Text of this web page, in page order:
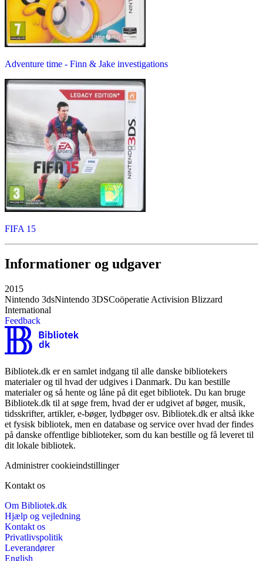
Adventure time - Finn & Jake investigations
FIFA 15
Informationer og udgaver
2015
Nintendo 3dsNintendo 3DSCoöperatie Activision Blizzard
International
Feedback
Bibliotek.dk er en samlet indgang til alle danske bibliotekers
materialer og til hvad der udgives i Danmark. Du kan bestille
materialer og så hente og låne på dit eget bibliotek. Du kan bruge
Bibliotek.dk til at søge frem, hvad der er udgivet af bøger, musik,
tidsskrifter, artikler, e-bøger, lydbøger osv. Bibliotek.dk er altså ikke
et fysisk bibliotek, men en database og service over hvad der findes
på danske offentlige biblioteker, som du kan bestille og få leveret til
dit lokale bibliotek.
Administrer cookieindstillinger
Kontakt os
Om Bibliotek.dk
Hjælp og vejledning
Kontakt os
Privatlivspolitik
Leverandører
English